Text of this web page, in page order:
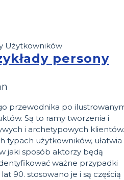
persony
przewodnika po
Są to ramy tworzenia i
i archetypowych klientów.
typach użytkowników, ułatwia
jaki sposób aktorzy będą
ważne przypadki
90. stosowano je i są częścią